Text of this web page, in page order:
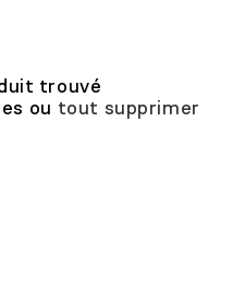
trouvé
ou tout supprimer